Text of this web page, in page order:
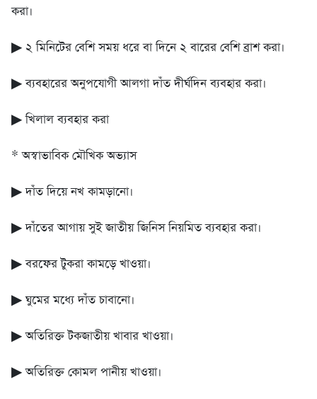
করা।
▶ ২ মিনিটের বেশি সময় ধরে বা দিনে ২ বারের বেশি ব্রাশ করা।
▶ ব্যবহারের অনুপযোগী আলগা দাঁত দীর্ঘদিন ব্যবহার করা।
▶ খিলাল ব্যবহার করা
* অস্বাভাবিক মৌখিক অভ্যাস
▶ দাঁত দিয়ে নখ কামড়ানো।
▶ দাঁতের আগায় সুই জাতীয় জিনিস নিয়মিত ব্যবহার করা।
▶ বরফের টুকরা কামড়ে খাওয়া।
▶ ঘুমের মধ্যে দাঁত চাবানো।
▶ অতিরিক্ত টকজাতীয় খাবার খাওয়া।
▶ অতিরিক্ত কোমল পানীয় খাওয়া।